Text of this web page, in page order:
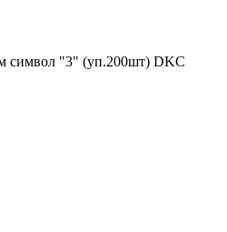
символ "3" (уп.200шт) DKC